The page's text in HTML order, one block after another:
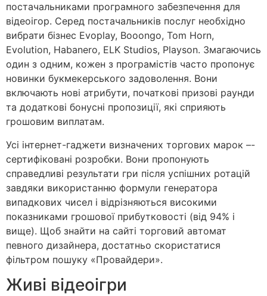
постачальниками програмного забезпечення для
відеоігор. Серед постачальників послуг необхідно
вибрати бізнес Evoplay, Booongo, Tom Horn,
Evolution, Habanero, ELK Studios, Playson. Змагаючись
один з одним, кожен з програмістів часто пропонує
новинки букмекерського задоволення. Вони
включають нові атрибути, початкові призові раунди
та додаткові бонусні пропозиції, які сприяють
грошовим виплатам.
Усі інтернет-гаджети визначених торгових марок –-
сертифіковані розробки. Вони пропонують
справедливі результати гри після успішних ротацій
завдяки використанню формули генератора
випадкових чисел і відрізняються високими
показниками грошової прибутковості (від 94% і
вище). Щоб знайти на сайті торговий автомат
певного дизайнера, достатньо скористатися
фільтром пошуку «Провайдери».
Живі відеоігри